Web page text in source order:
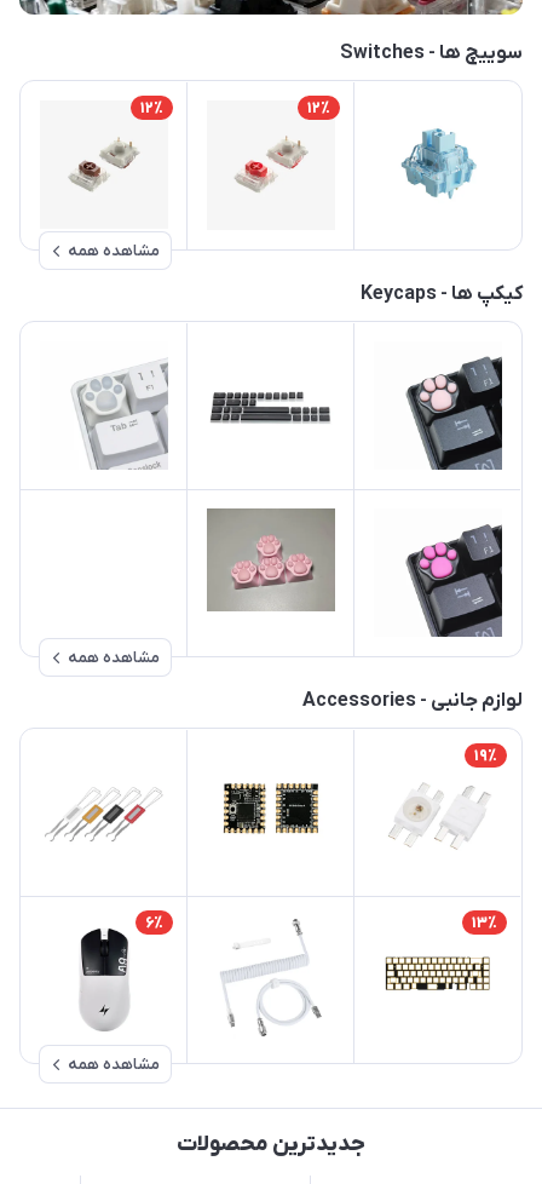
سوییچ ها - Switches
12٪ 12٪
مشاهده همه
کیکپ ها - Keycaps
مشاهده همه
لوازم جانبی - Accessories
19٪
13٪ 6٪
مشاهده همه
جدیدترین محصولات